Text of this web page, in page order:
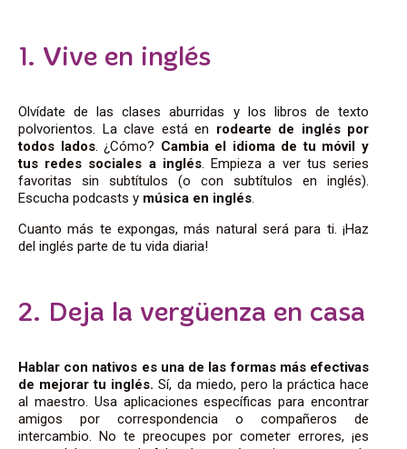
1. Vive en inglés
Olvídate de las clases aburridas y los libros de texto
polvorientos. La clave está en rodearte de inglés por
todos lados. ¿Cómo? Cambia el idioma de tu móvil y
tus redes sociales a inglés. Empieza a ver tus series
favoritas sin subtítulos (o con subtítulos en inglés).
Escucha podcasts y música en inglés
Cuanto más te expongas, más natural será para ti. ¡Haz
del inglés parte de tu vida diaria!
2. Deja la vergüenza en casa
Hablar con nativos es una de las formas más efectivas
de mejorar tu inglés. Sí, da miedo, pero la práctica hace
al maestro. Usa aplicaciones específicas para encontrar
amigos por correspondencia o compañeros de
intercambio. No te preocupes por cometer errores, ¡es